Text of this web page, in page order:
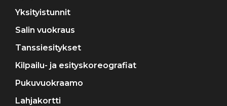
Yksityistunnit
Salin vuokraus
Tanssiesitykset
Kilpailu- ja esityskoreografiat
Pukuvuokraamo
Lahjakortti